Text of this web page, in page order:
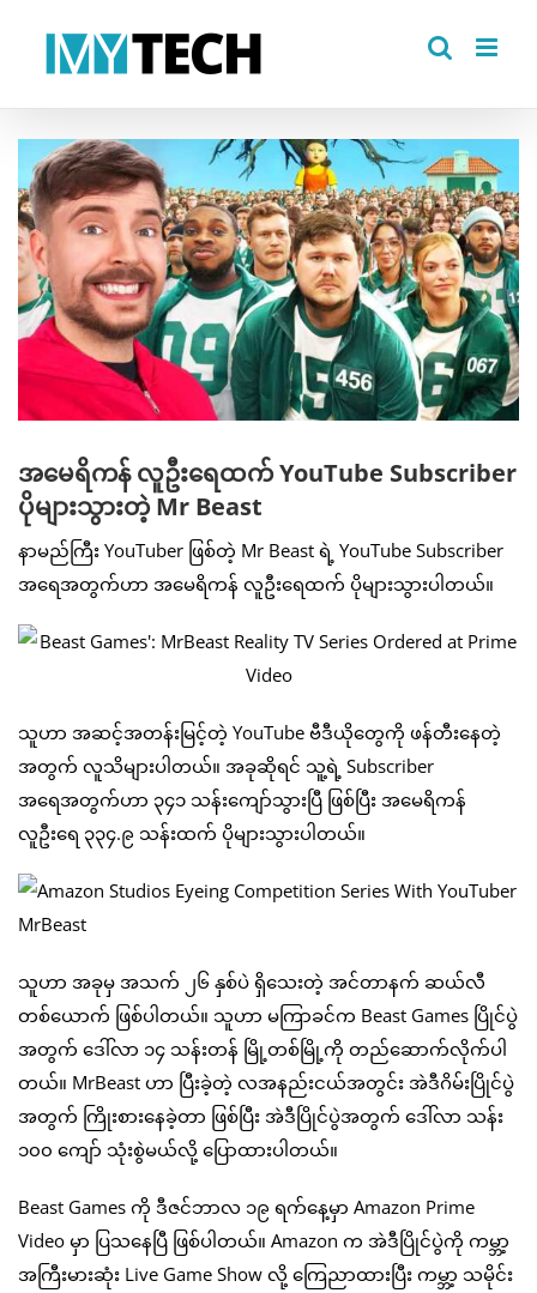
View
Larger
Image
အမေရိကန် လူဦးရေထက် YouTube Subscriber
ပိုများသွားတဲ့ Mr Beast
နာမည်ကြီး YouTuber ဖြစ်တဲ့ Mr Beast ရဲ့ YouTube Subscriber
အရေအတွက်ဟာ အမေရိကန် လူဦးရေထက် ပိုများသွားပါတယ်။
သူဟာ အဆင့်အတန်းမြင့်တဲ့ YouTube ဗီဒီယိုတွေကို ဖန်တီးနေတဲ့
အတွက် လူသိများပါတယ်။ အခုဆိုရင် သူ့ရဲ့ Subscriber
အရေအတွက်ဟာ ၃၄၁ သန်းကျော်သွားပြီ ဖြစ်ပြီး အမေရိကန်
လူဦးရေ ၃၃၄.၉ သန်းထက် ပိုများသွားပါတယ်။
သူဟာ အခုမှ အသက် ၂၆ နှစ်ပဲ ရှိသေးတဲ့ အင်တာနက် ဆယ်လီ
တစ်ယောက် ဖြစ်ပါတယ်။ သူဟာ မကြာခင်က Beast Games ပြိုင်ပွဲ
အတွက် ဒေါ်လာ ၁၄ သန်းတန် မြို့တစ်မြို့ကို တည်ဆောက်လိုက်ပါ
တယ်။ MrBeast ဟာ ပြီးခဲ့တဲ့ လအနည်းငယ်အတွင်း အဲဒီဂိမ်းပြိုင်ပွဲ
အတွက် ကြိုးစားနေခဲ့တာ ဖြစ်ပြီး အဲဒီပြိုင်ပွဲအတွက် ဒေါ်လာ သန်း
၁၀၀ ကျော် သုံးစွဲမယ်လို့ ပြောထားပါတယ်။
Beast Games ကို ဒီဇင်ဘာလ ၁၉ ရက်နေ့မှာ Amazon Prime
Video မှာ ပြသနေပြီ ဖြစ်ပါတယ်။ Amazon က အဲဒီပြိုင်ပွဲကို ကမ္ဘာ့
အကြီးမားဆုံး Live Game Show လို့ ကြေညာထားပြီး ကမ္ဘာ့ သမိုင်း